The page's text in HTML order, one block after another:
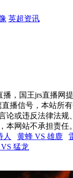
英超资讯
，国王jrs直播网
播信号，本站所
论或违反法律法规
本网站不承担责任
人 黄蜂 VS 雄鹿
猛龙